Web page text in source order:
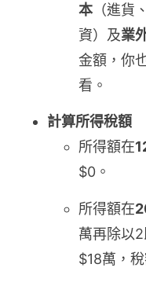
本 （進貨
資）及業
金額，你
看。
計算所得稅額
所得額在
$0。
所得額在
萬再除以
$18萬，